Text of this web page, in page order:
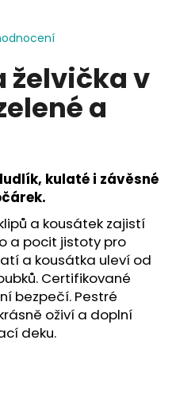
želvička v
a
kulaté i závěsné
a kousátek zajistí
a pocit jistoty pro
a kousátka uleví od
Certifikované
bezpečí. Pestré
oživí a doplní
deku.